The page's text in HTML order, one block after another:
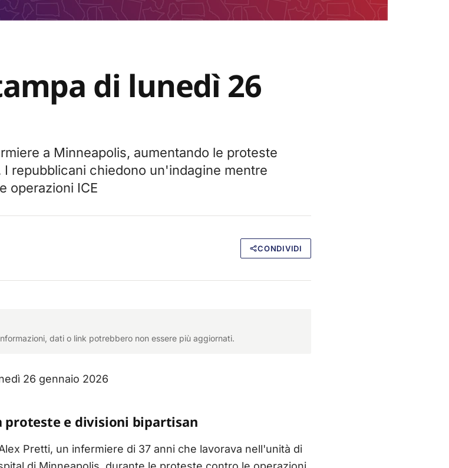
di lunedì 26
a Minneapolis, aumentando le proteste
repubblicani chiedono un'indagine mentre
operazioni ICE
CONDIVIDI
dati o link potrebbero non essere più aggiornati.
26 gennaio 2026
proteste e divisioni bipartisan
Pretti, un infermiere di 37 anni che lavorava nell'unità di